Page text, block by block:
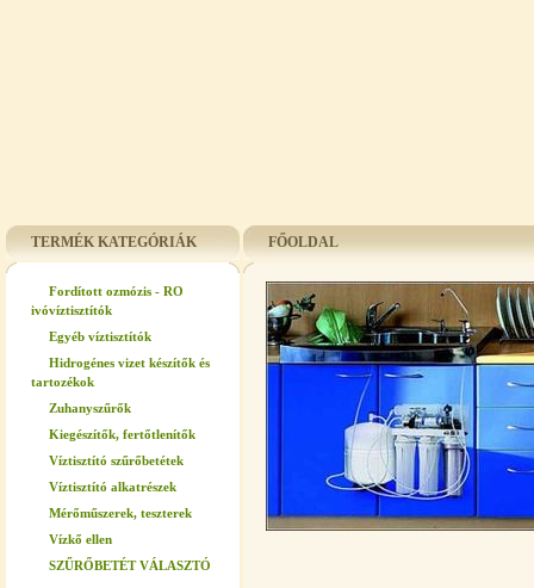
TERMÉK KATEGÓRIÁK
Fordított ozmózis - RO
ivóvíztisztítók
Egyéb víztisztítók
Hidrogénes vizet készítők és
tartozékok
Zuhanyszűrők
Kiegészítők, fertőtlenítők
Víztisztító szűrőbetétek
Víztisztító alkatrészek
Mérőműszerek, teszterek
Vízkő ellen
SZŰRŐBETÉT VÁLASZTÓ
FŐOLDAL